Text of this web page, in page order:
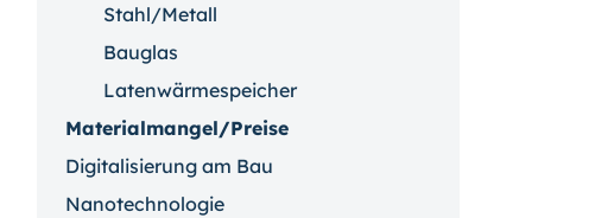
Stahl/Metall
Bauglas
Latenwärmespeicher
Materialmangel/Preise
Digitalisierung am Bau
Nanotechnologie